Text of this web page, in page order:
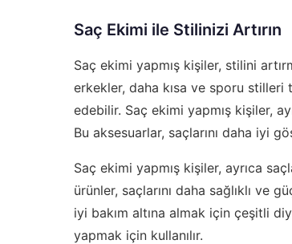
Saç Ekimi ile Stilinizi Artırın
Saç ekimi yapmış kişiler, stilini
erkekler, daha kısa ve sporu
edebilir. Saç ekimi yapmış kişiler,
Bu aksesuarlar, saçlarını daha iyi
Saç ekimi yapmış kişiler, ayrıca
ürünler, saçlarını daha sağlıklı ve
iyi bakım altına almak için çeşitli
yapmak için kullanılır.